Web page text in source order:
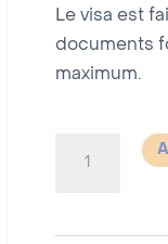
Le visa est
documents
maximum.
Côte